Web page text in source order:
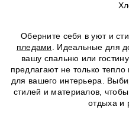
Оберните себя в уют и
пледами
. Идеальные для
вашу спальню или
предлагают не только
для вашего интерьера.
стилей и материалов,
отдыха и